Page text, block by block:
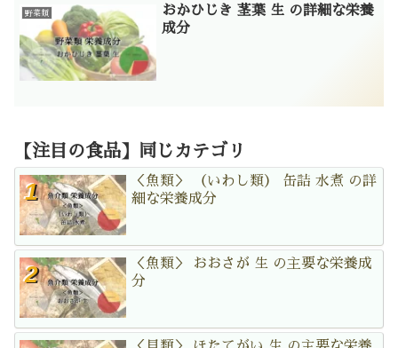
野菜類
おかひじき 茎葉 生 の詳細な栄養
成分
【注目の食品】同じカテゴリ
＜魚類＞ （いわし類） 缶詰 水煮 の詳
細な栄養成分
＜魚類＞ おおさが 生 の主要な栄養成
分